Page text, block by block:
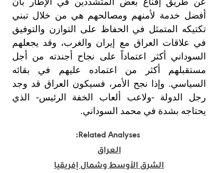
أفضل خدمة لأمنهم ومصالحهم هي من خلال تبني
تكتيكه المتمثل في الحفاظ على التوازن والتوفيق
في علاقات العراق مع إيران والغرب، وقد يجعلهم
السوداني أكثر اعتماداً على نجاح أجندته من أجل
مستقبلهم أكثر من اعتماده عليهم في بقائه
السياسي. وإذا نجح الأمر، فسيكون العراق قد وجد
رجل الدولة -ولاعب ألعاب الخفة الرئيس- الذي
يحتاجه بشدة في محمد السوداني.
Related Analyses:
العراق
الشرق الأوسط وشمال إفريقيا